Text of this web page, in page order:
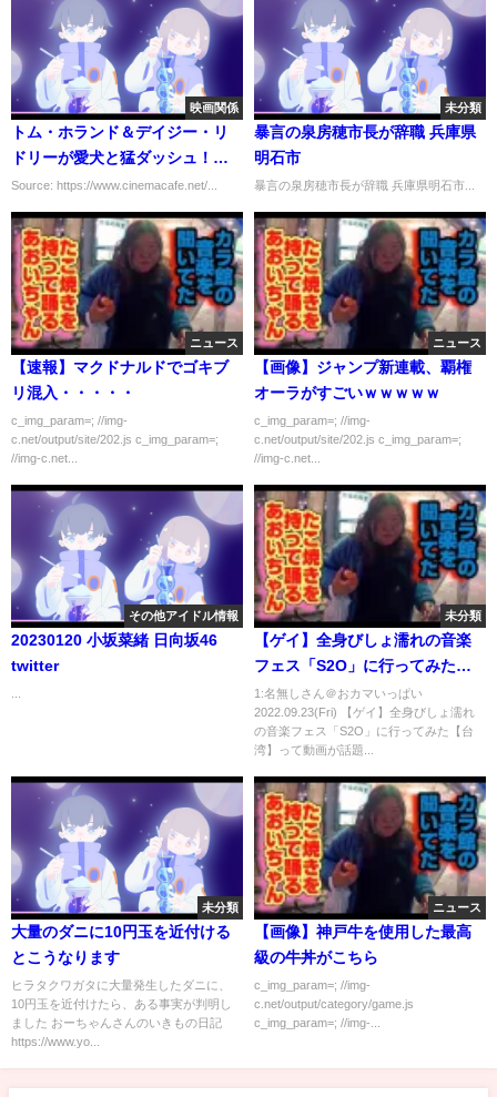
映画関係
トム・ホランド＆デイジー・リ
ドリーが愛犬と猛ダッシュ！
『カオス・ウォーキング』場面
写真
Source: https://www.cinemacafe.net/...
未分類
暴言の泉房穂市長が辞職 兵庫県
明石市
暴言の泉房穂市長が辞職 兵庫県明石市...
ニュース
【速報】マクドナルドでゴキブ
リ混入・・・・・
c_img_param=; //img-
c.net/output/site/202.js c_img_param=;
//img-c.net...
ニュース
【画像】ジャンプ新連載、覇権
オーラがすごいｗｗｗｗｗ
c_img_param=; //img-
c.net/output/site/202.js c_img_param=;
//img-c.net...
その他アイドル情報
20230120 小坂菜緒 日向坂46
twitter
未分類
【ゲイ】全身びしょ濡れの音楽
フェス「S2O」に行ってみた
【台湾】
1:名無しさん＠おカマいっぱい
2022.09.23(Fri) 【ゲイ】全身びしょ濡れ
の音楽フェス「S2O」に行ってみた【台
湾】って動画が話題...
未分類
大量のダニに10円玉を近付ける
とこうなります
ヒラタクワガタに大量発生したダニに、
10円玉を近付けたら、ある事実が判明し
ました おーちゃんさんのいきもの日記
https://www.yo...
ニュース
【画像】神戸牛を使用した最高
級の牛丼がこちら
c_img_param=; //img-
c.net/output/category/game.js
c_img_param=; //img-...